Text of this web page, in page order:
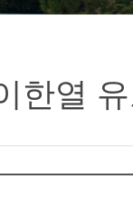
한열